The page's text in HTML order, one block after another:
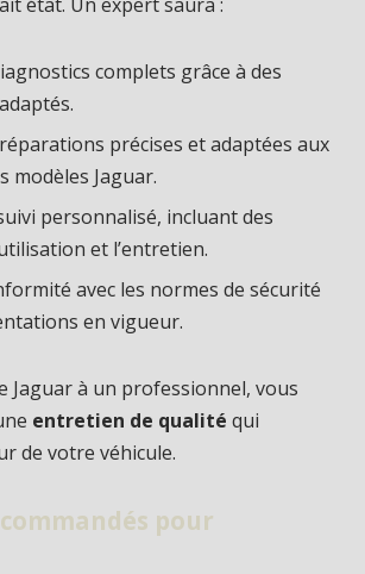
complets grâce à des
précises et adaptées aux
modèles Jaguar.
personnalisé, incluant des
et l’entretien.
avec les normes de sécurité
en vigueur.
Jaguar à un professionnel, vous
entretien de qualité qui
de votre véhicule.
pour